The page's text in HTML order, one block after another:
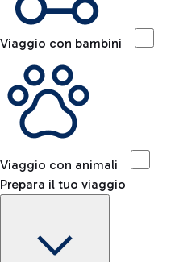
Viaggio con bambini
Viaggio con animali
Prepara il tuo viaggio